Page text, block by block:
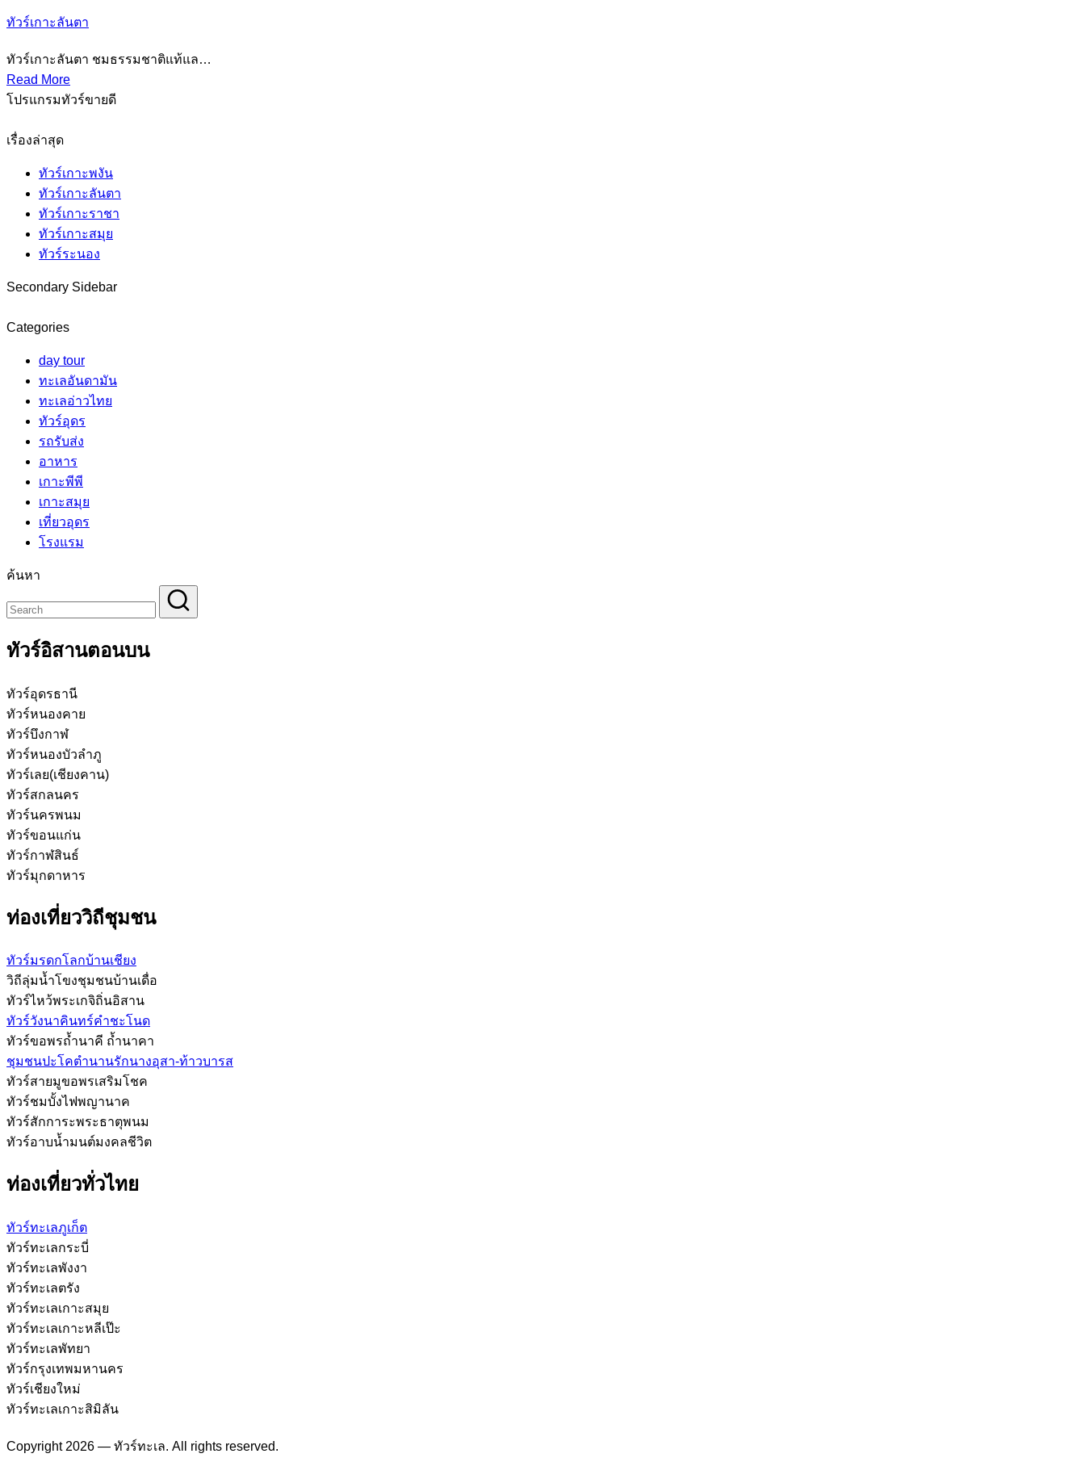
ทัวร์เกาะลันตา
ทัวร์เกาะลันตา ชมธรรมชาติแท้แล…
Read More
โปรแกรมทัวร์ขายดี
เรื่องล่าสุด
ทัวร์เกาะพงัน
ทัวร์เกาะลันตา
ทัวร์เกาะราชา
ทัวร์เกาะสมุย
ทัวร์ระนอง
Secondary Sidebar
Categories
day tour
ทะเลอันดามัน
ทะเลอ่าวไทย
ทัวร์อุดร
รถรับส่ง
อาหาร
เกาะพีพี
เกาะสมุย
เที่ยวอุดร
โรงแรม
ค้นหา
ทัวร์อิสานตอนบน
ทัวร์อุดรธานี
ทัวร์หนองคาย
ทัวร์บึงกาฬ
ทัวร์หนองบัวลำภู
ทัวร์เลย(เชียงคาน)
ทัวร์สกลนคร
ทัวร์นครพนม
ทัวร์ขอนแก่น
ทัวร์กาฬสินธ์
ทัวร์มุกดาหาร
ท่องเที่ยววิถีชุมชน
ทัวร์มรดกโลกบ้านเชียง
วิถีลุ่มน้ำโขงชุมชนบ้านเดื่อ
ทัวร์ไหว้พระเกจิถิ่นอิสาน
ทัวร์วังนาคินทร์คำชะโนด
ทัวร์ขอพรถ้ำนาคี ถ้ำนาคา
ชุมชนปะโคตำนานรักนางอุสา-ท้าวบารส
ทัวร์สายมูขอพรเสริมโชค
ทัวร์ชมบั้งไฟพญานาค
ทัวร์สักการะพระธาตุพนม
ทัวร์อาบน้ำมนต์มงคลชีวิต
ท่องเที่ยวทั่วไทย
ทัวร์ทะเลภูเก็ต
ทัวร์ทะเลกระบี่
ทัวร์ทะเลพังงา
ทัวร์ทะเลตรัง
ทัวร์ทะเลเกาะสมุย
ทัวร์ทะเลเกาะหลีเป๊ะ
ทัวร์ทะเลพัทยา
ทัวร์กรุงเทพมหานคร
ทัวร์เชียงใหม่
ทัวร์ทะเลเกาะสิมิลัน
Copyright 2026 — ทัวร์ทะเล. All rights reserved.